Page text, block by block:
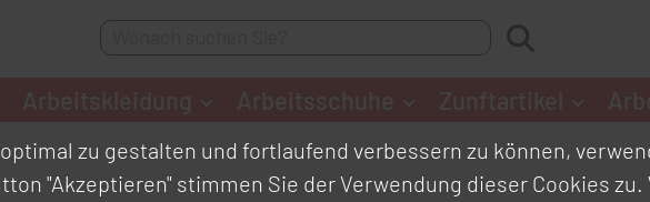
zu gestalten und fortlaufend verbessern zu können,
"Akzeptieren" stimmen Sie der Verwendung dieser Cookies